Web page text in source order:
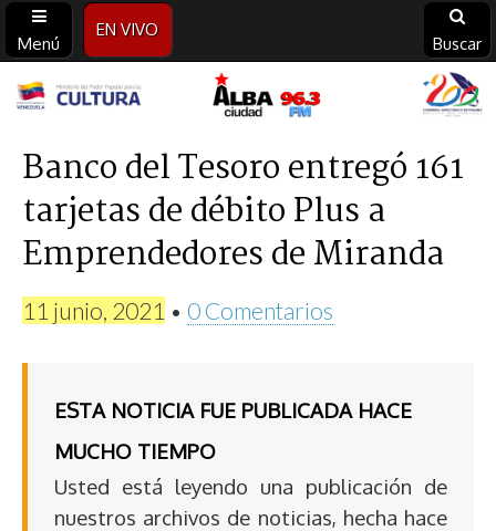
Menú
EN VIVO
Buscar
Alba
Ciudad
96.3
FM
Banco del Tesoro entregó 161
tarjetas de débito Plus a
Emprendedores de Miranda
11 junio, 2021 • 0 Comentarios
ESTA NOTICIA FUE PUBLICADA HACE
MUCHO TIEMPO
Usted está leyendo una publicación de
nuestros archivos de noticias, hecha hace